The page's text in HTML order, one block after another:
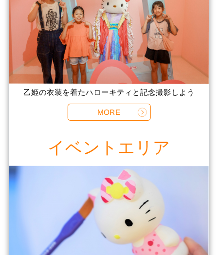
乙姫の衣装を着たハローキティと記念撮影しよう
MORE
イベントエリア